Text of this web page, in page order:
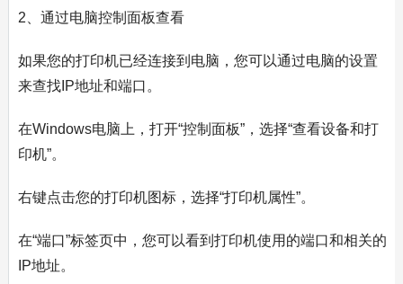
2、通过电脑控制面板查看
如果您的打印机已经连接到电脑，您可以通过电脑的设置
来查找IP地址和端口。
在Windows电脑上，打开“控制面板”，选择“查看设备和打
印机”。
右键点击您的打印机图标，选择“打印机属性”。
在“端口”标签页中，您可以看到打印机使用的端口和相关的
IP地址。